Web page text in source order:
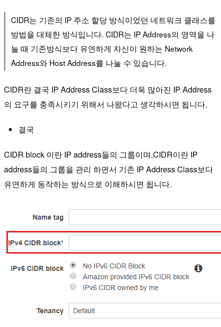
CIDR는 기존의 IP 주소 할당 방식이었던 네트워크 클래스를
방법을 대체한 방식입니다. CIDR는 IP Address의 영역을 나
눌 때 기존방식보다 유연하게 자신이 원하는 Network
Address와 Host Address를 나눌 수 있습니다.
CIDR란 결국 IP Address Class보다 더욱 많아진 IP Address
의 요구를 충족시키기 위해서 나왔다고 생각하시면 됩니다.
결국
CIDR block 이란 IP address들의 그룹이며,CIDR이란 IP
address들의 그룹을 관리 하면서 기존 IP Address Class보다
유연하게 동작하는 방식으로 이해하시면 됩니다.